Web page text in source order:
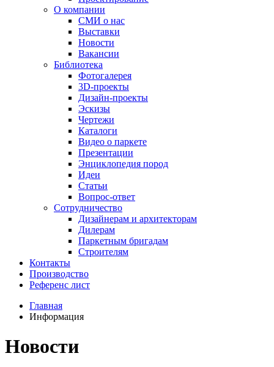
О компании
СМИ о нас
Выставки
Новости
Вакансии
Библиотека
Фотогалерея
3D-проекты
Дизайн-проекты
Эскизы
Чертежи
Каталоги
Видео о паркете
Презентации
Энциклопедия пород
Идеи
Статьи
Вопрос-ответ
Сотрудничество
Дизайнерам и архитекторам
Дилерам
Паркетным бригадам
Строителям
Контакты
Производство
Референс лист
Главная
Информация
Новости